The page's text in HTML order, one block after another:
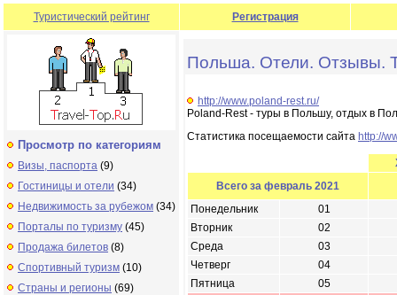
Туристический рейтинг Регистрация
Просмотр по категориям
Визы, паспорта (9)
Гостиницы и отели (34)
Недвижимость за рубежом (34)
Порталы по туризму (45)
Продажа билетов (8)
Спортивный туризм (10)
Страны и регионы (69)
Польша. Отели. Отзывы.
http://www.poland-rest.ru/
Poland-Rest - туры в Польшу, отдых в
Статистика посещаемости сайта http://
Всего за февраль 2021
Понедельник
01
Вторник
02
Среда
03
Четверг
04
Пятница
05